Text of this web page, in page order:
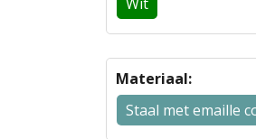
Materiaal:
Staal met emaille